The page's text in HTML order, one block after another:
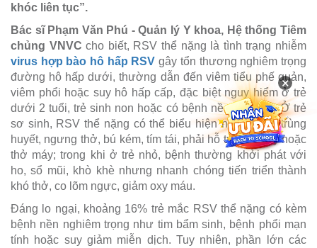
khóc liên tục”.
Bác sĩ Phạm Văn Phú - Quản lý Y khoa, Hệ thống Tiêm
chủng VNVC cho biết, RSV thể nặng là tình trạng nhiễm
virus hợp bào hô hấp RSV gây tổn thương nghiêm trọng
đường hô hấp dưới, thường dẫn đến viêm tiểu phế quản,
viêm phổi hoặc suy hô hấp cấp, đặc biệt nguy hiểm ở trẻ
dưới 2 tuổi, trẻ sinh non hoặc có bệnh nền tim phổi. Ở trẻ
sơ sinh, RSV thể nặng có thể biểu hiện như nhiễm trùng
huyết, ngưng thở, bú kém, tím tái, phải hỗ trợ thở oxy hoặc
thở máy; trong khi ở trẻ nhỏ, bệnh thường khởi phát với
ho, sổ mũi, khò khè nhưng nhanh chóng tiến triển thành
khó thở, co lõm ngực, giảm oxy máu.
Đáng lo ngại, khoảng 16% trẻ mắc RSV thể nặng có kèm
bệnh nền nghiêm trọng như tim bẩm sinh, bệnh phổi mạn
tính hoặc suy giảm miễn dịch. Tuy nhiên, phần lớn các
×